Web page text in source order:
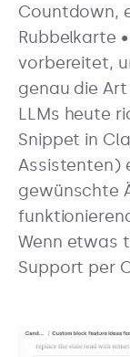
Countdown,
Rubbelkarte
vorbereitet,
genau die
LLMs heute
Snippet in
Assistenten)
gewünschte
Wenn etwas
Support per